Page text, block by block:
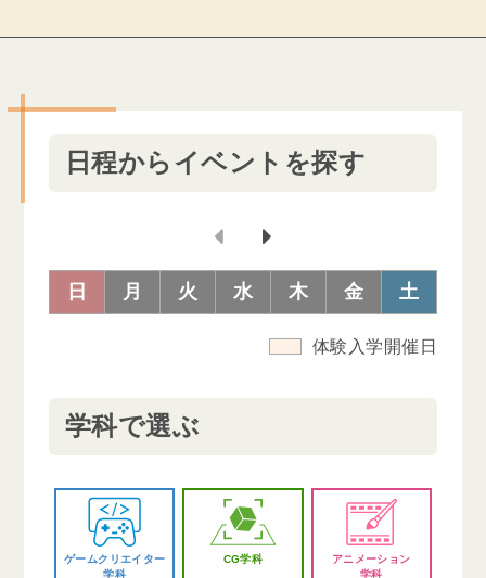
日程からイベントを探す
日 月 火 水 木 金 土
体験入学開催日
学科で選ぶ
ゲームクリエイター
学科
CG学科
アニメーション
学科